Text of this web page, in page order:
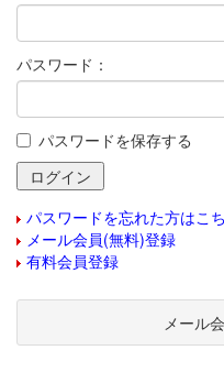
パスワード：
パスワードを保存する
パスワードを忘れた方はこ
メール会員(無料)登録
有料会員登録
メール